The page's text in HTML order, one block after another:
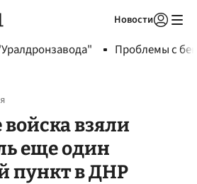
Новости
Проблемы с
взяли
еще один
пункт в ДНР